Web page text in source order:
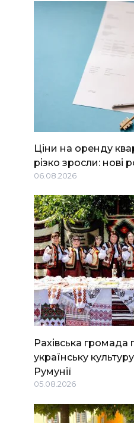
Ціни на оренду
різко зросли: нові
06.08.2026
Рахівська громада
українську
Румунії
05.08.2026